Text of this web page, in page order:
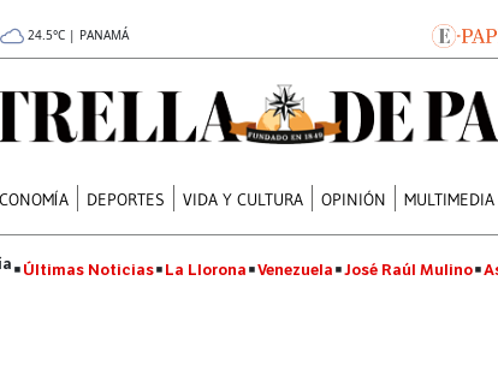
24.5°C | PANAMÁ
DEPORTES VIDA Y CULTURA OPINIÓN MULTIMEDIA
Últimas Noticias La Llorona Venezuela José Raúl Mulino